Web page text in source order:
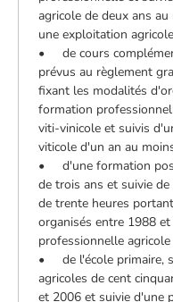
agricole de deux ans
une exploitation
• de cours
prévus au règlement
fixant les modalités
formation
viti-vinicole et suivis
viticole d'un an au
• d'une formation
de trois ans et suivie
de trente heures
organisés entre 1988
professionnelle
• de l'école primaire,
agricoles de cent
et 2006 et suivie d'une